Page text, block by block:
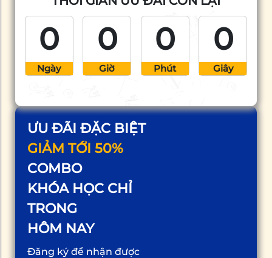
APA Academy sẽ chia
sẻ về thiết kế nội thất
đẹp và hiện […]
ƯU ĐÃI ĐẶC BIỆT
GIẢM TỚI 50%
COMBO
KHÓA HỌC CHỈ
TRONG
HÔM NAY
Đăng ký để nhận được
0
Ngày
0
Giờ
0
Phút
0
Giây